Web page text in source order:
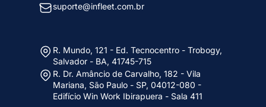
suporte@infleet.com.br
R. Mundo, 121 - Ed. Tecnocentro - Trobogy,
Salvador - BA, 41745-715
R. Dr. Amâncio de Carvalho, 182 - Vila
Mariana, São Paulo - SP, 04012-080 -
Edifício Win Work Ibirapuera - Sala 411